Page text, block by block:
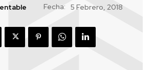
Fecha: 5 Febrero, 2018